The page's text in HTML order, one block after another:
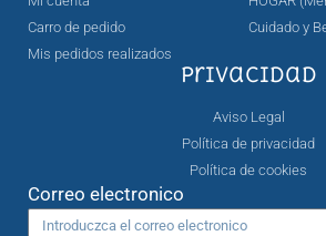
Carro de pedido
Mis pedidos realizados
Cuidado y
Privacidad
Aviso Legal
Política de privacidad
Política de cookies
Correo electronico